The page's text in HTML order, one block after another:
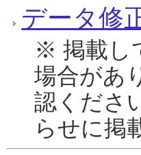
データ修
※ 掲載し
場合があ
認くださ
らせに掲